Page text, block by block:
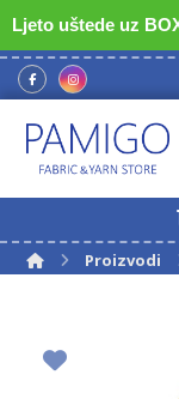
Ljeto uštede uz
Proizvodi